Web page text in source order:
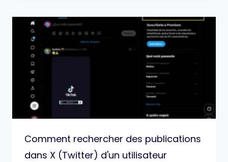
Comment rechercher des publications
dans X (Twitter) d'un utilisateur